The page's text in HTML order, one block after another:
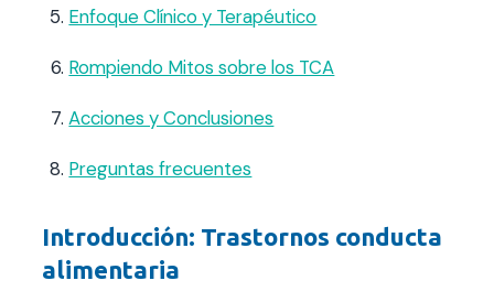
Enfoque Clínico y Terapéutico
Rompiendo Mitos sobre los TCA
Acciones y Conclusiones
Preguntas frecuentes
Introducción: Trastornos conducta
alimentaria